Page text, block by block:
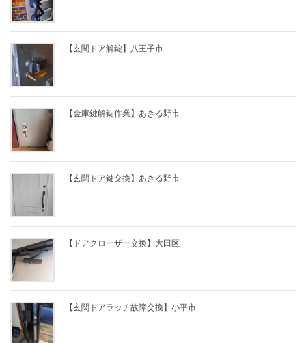
【玄関ドア解錠】八王子市
【金庫鍵解錠作業】あきる野市
【玄関ドア鍵交換】あきる野市
【ドアクローザー交換】大田区
【玄関ドアラッチ故障交換】小平市